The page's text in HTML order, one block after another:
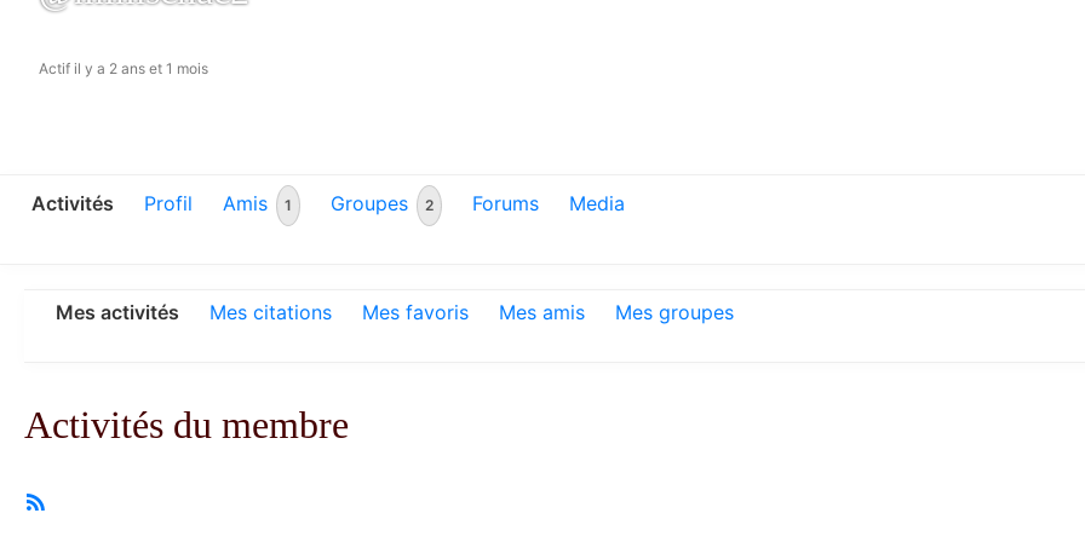
Actif il y a 2 ans et 1 mois
Activités Profil Amis 1 Groupes 2 Forums Media
Mes activités Mes citations Mes favoris Mes amis Mes groupes
Activités du membre